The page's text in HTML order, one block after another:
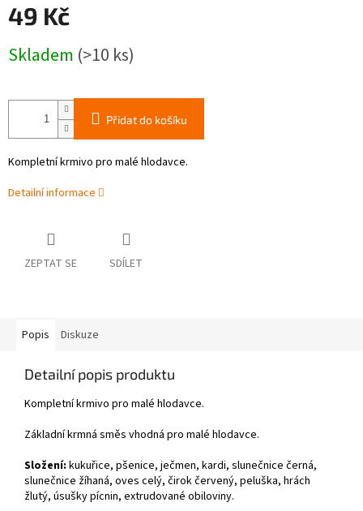
49 Kč
cena:
Skladem (>10 ks)
Přidat do košíku
Kompletní krmivo pro malé hlodavce.
Detailní informace
ZEPTAT SE SDÍLET
Popis Diskuze
Detailní popis produktu
Kompletní krmivo pro malé hlodavce.
Základní krmná směs vhodná pro malé hlodavce.
Složení: kukuřice, pšenice, ječmen, kardi, slunečnice černá,
slunečnice žíhaná, oves celý, čirok červený, peluška, hrách
žlutý, úsušky pícnin, extrudované obiloviny.